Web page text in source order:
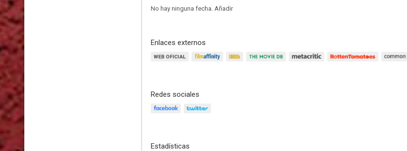
No hay ninguna fecha. Añadir
Enlaces externos
Redes sociales
Estadísticas